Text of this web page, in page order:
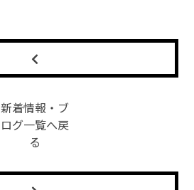
新着情報・ブ
ログ一覧へ戻
る